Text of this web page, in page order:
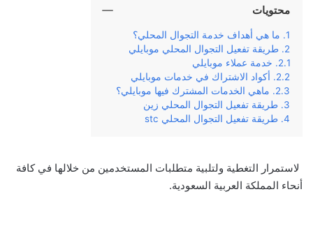
محتويات
ما هي أهداف خدمة التجوال المحلي؟
طريقة تفعيل التجوال المحلي موبايلي
خدمة عملاء موبايلي
أكواد الاشتراك في خدمات موبايلي
ماهي الخدمات المشترك فيها موبايلي؟
طريقة تفعيل التجوال المحلي زين
طريقة تفعيل التجوال المحلي stc
لاستمرار التغطية ولتلبية متطلبات المستخدمين من خلالها في كافة
أنحاء المملكة العربية السعودية.